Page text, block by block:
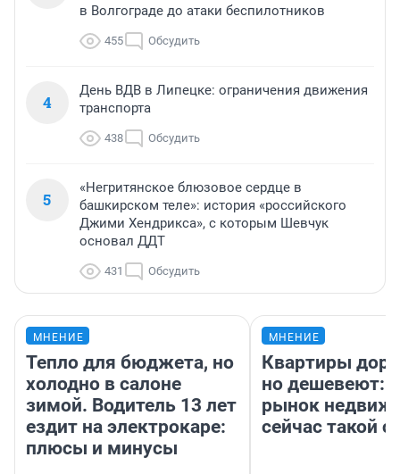
в Волгограде до атаки беспилотников
455 Обсудить
4
День ВДВ в Липецке: ограничения движения
транспорта
438 Обсудить
5
«Негритянское блюзовое сердце в
башкирском теле»: история «российского
Джими Хендрикса», с которым Шевчук
основал ДДТ
431 Обсудить
МНЕНИЕ
Тепло для бюджета, но
холодно в салоне
зимой. Водитель 13 лет
ездит на электрокаре:
плюсы и минусы
МНЕНИЕ
Квартиры
но дешевеют:
рынок
сейчас такой